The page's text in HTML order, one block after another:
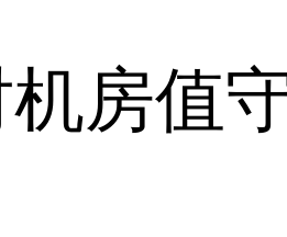
机房值